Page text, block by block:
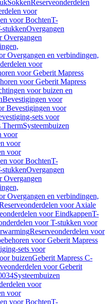
SokkenReserveonderdelen
voor
voor BochtenT-
stukkenOvergangen
Overgangen
Overgangen en verbindingen,
voor
voor Geberit Mapress
voor Geberit Mapress
voor buizen en
Bevestigingen voor
Bevestigingen voor
sets voor
ThermSysteembuizen
voor
voor
voor
voor BochtenT-
stukkenOvergangen
Overgangen
Overgangen en verbindingen,
voor Axiale
voor EindkappenT-
voor T-stukken voor
Reserveonderdelen voor
voor Geberit Mapress
sets voor
buizenGeberit Mapress C-
voor Geberit
Systeembuizen
voor
voor
voor BochtenT-